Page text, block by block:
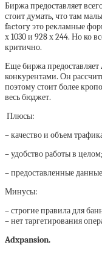
Биржа предоставляет
стоит думать, что там
factory это рекламные
х 1030 и 928 х 244. Но ко
критично.
Еще биржа
конкурентами. Он
поэтому стоит более
весь бюджет.
Плюсы:
– качество и объем
– удобство работы в целом;
– предоставленные
Минусы:
– строгие правила для
– нет таргетирования
Adxpansion.